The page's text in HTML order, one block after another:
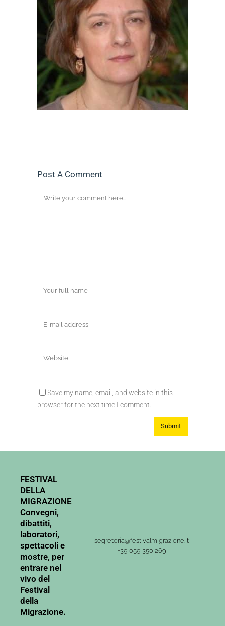
Post A Comment
Save my name, email, and website in this
browser for the next time I comment.
FESTIVAL
DELLA
MIGRAZIONE
Convegni,
dibattiti,
laboratori,
spettacoli e
mostre, per
entrare nel
vivo del
Festival
della
Migrazione.
segreteria@festivalmigrazione.it
+39 059 350 269